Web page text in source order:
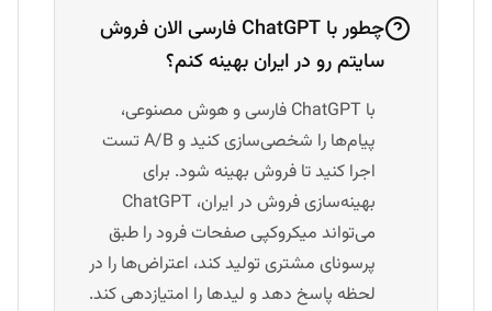
چطور با ChatGPT فارسی الان فروش
سایتم رو در ایران بهینه کنم؟
با ChatGPT فارسی و هوش مصنوعی،
پیام‌ها را شخصی‌سازی کنید و A/B تست
اجرا کنید تا فروش بهینه شود. برای
بهینه‌سازی فروش در ایران، ChatGPT
می‌تواند میکروکپی صفحات فرود را طبق
پرسونای مشتری تولید کند، اعتراض‌ها را در
لحظه پاسخ دهد و لیدها را امتیازدهی کند.